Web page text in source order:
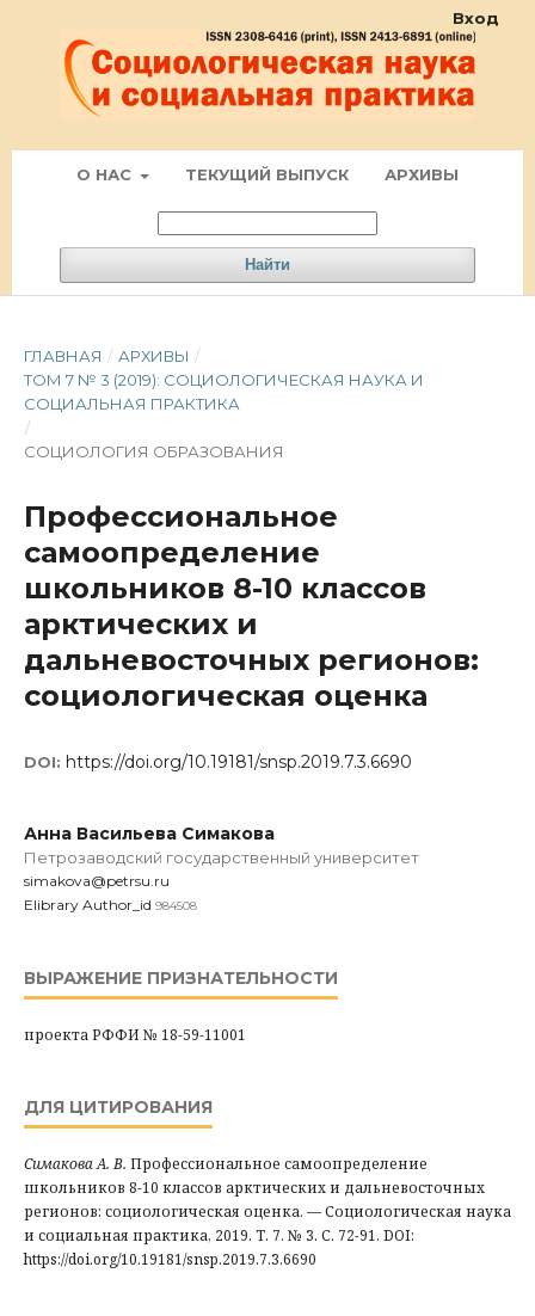
О НАС ТЕКУЩИЙ ВЫПУСК АРХИВЫ
Найти
Вход
ГЛАВНАЯ / АРХИВЫ /
ТОМ 7 № 3 (2019): СОЦИОЛОГИЧЕСКАЯ НАУКА И
СОЦИАЛЬНАЯ ПРАКТИКА
/
СОЦИОЛОГИЯ ОБРАЗОВАНИЯ
Профессиональное
самоопределение
школьников 8-10 классов
арктических и
дальневосточных регионов:
социологическая оценка
DOI: https://doi.org/10.19181/snsp.2019.7.3.6690
Анна Васильева Симакова
Петрозаводский государственный университет
simakova@petrsu.ru
Elibrary Author_id 984508
ВЫРАЖЕНИЕ ПРИЗНАТЕЛЬНОСТИ
проекта РФФИ № 18-59-11001
ДЛЯ ЦИТИРОВАНИЯ
Симакова А. В. Профессиональное самоопределение
школьников 8-10 классов арктических и дальневосточных
регионов: социологическая оценка. — Социологическая наука
и социальная практика, 2019. Т. 7. № 3. С. 72-91. DOI:
https://doi.org/10.19181/snsp.2019.7.3.6690